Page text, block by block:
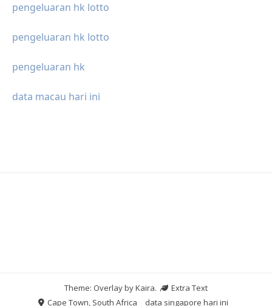
pengeluaran hk lotto
pengeluaran hk lotto
pengeluaran hk
data macau hari ini
Theme: Overlay byKaira.
Extra Text
Cape Town, South Africa
data singapore hari ini